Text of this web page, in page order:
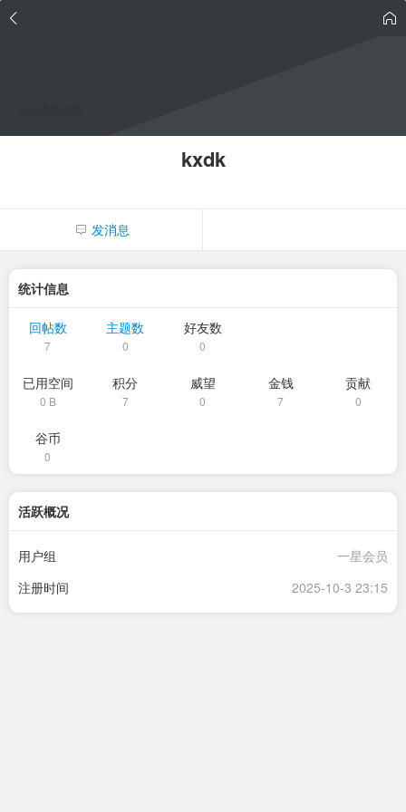
kxdk
发消息
统计信息
回帖数
7
主题数
0
好友数
0
已用空间
0 B
积分
7
威望
0
金钱
7
贡献
0
谷币
0
活跃概况
用户组
一星会员
注册时间
2025-10-3 23:15